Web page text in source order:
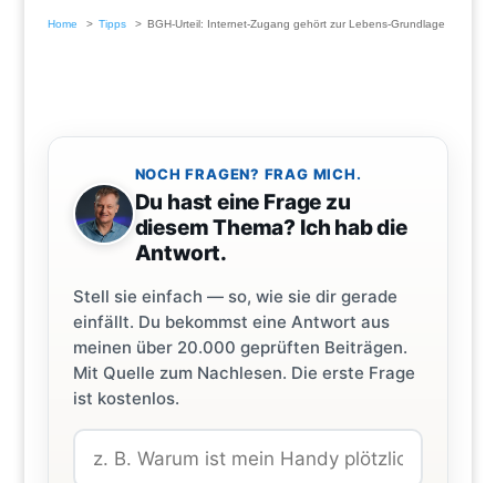
Home Tipps BGH-Urteil: Internet-Zugang gehört zur Lebens-Grundlage
NOCH FRAGEN? FRAG MICH.
Du hast eine Frage zu
diesem Thema? Ich hab die
Antwort.
Stell sie einfach — so, wie sie dir gerade
einfällt. Du bekommst eine Antwort aus
meinen über 20.000 geprüften Beiträgen.
Mit Quelle zum Nachlesen. Die erste Frage
ist kostenlos.